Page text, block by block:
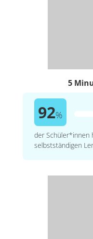
5
92%
der Schüler*innen
selbstständigen